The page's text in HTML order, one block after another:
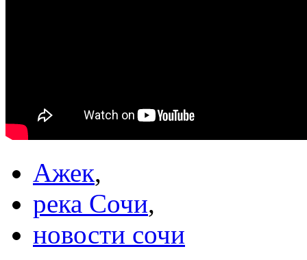
Ажек,
река Сочи,
новости сочи